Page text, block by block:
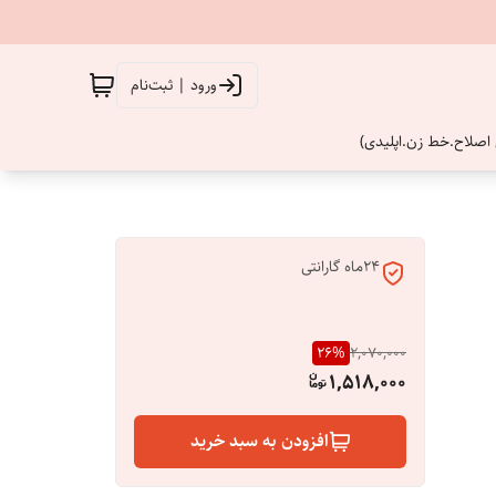
ورود | ثبت‌نام
زن.اپلیدی)
24ماه گارانتی
2,070,000
26%
1,518,000
افزودن به سبد خرید